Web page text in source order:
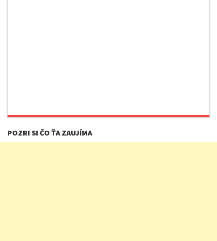
POZRI SI ČO ŤA ZAUJÍMA